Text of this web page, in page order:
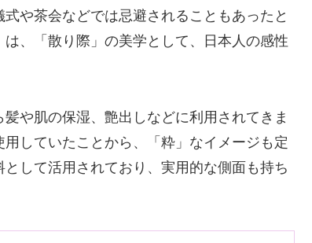
や茶会などでは忌避されることもあったと
、「散り際」の美学として、日本人の感性
や肌の保湿、艶出しなどに利用されてきま
していたことから、「粋」なイメージも定
して活用されており、実用的な側面も持ち